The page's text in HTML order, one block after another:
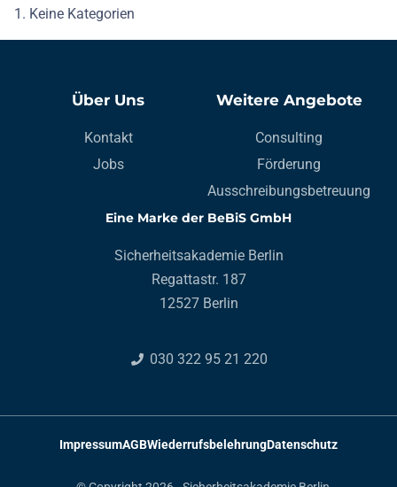
Keine Kategorien
Über Uns
Kontakt
Jobs
Weitere Angebote
Consulting
Förderung
Ausschreibungsbetreuung
Eine Marke der BeBiS GmbH
Sicherheitsakademie Berlin
Regattastr. 187
12527 Berlin
030 322 95 21 220
ImpressumAGBWiederrufsbelehrungDatenschutz